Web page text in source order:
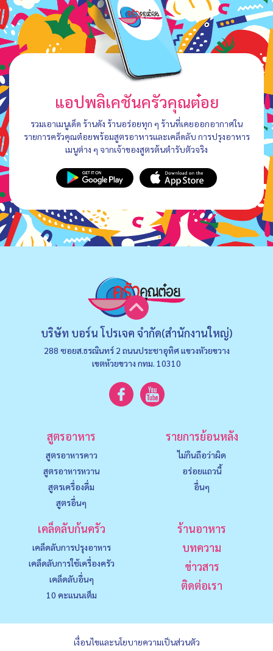
แอปพลิเคชันครัวคุณต๋อย
รวมเอาเมนูเด็ด ร้านดัง ร้านอร่อยทุก ๆ ร้านที่เคยออกอากาศใน
รายการครัวคุณต๋อยพร้อมสูตรอาหารและเคล็ดลับ การปรุงอาหาร
เมนูต่าง ๆ จากเจ้าของสูตรต้นตำรับตัวจริง
บริษัท บอร์น โปรเจค จำกัด(สำนักงานใหญ่)
288 ซอยส.ธรณินทร์ 2 ถนนประชาอุทิศ แขวงหัวยขวาง
เขตห้วยขวาง กทม. 10310
สูตรอาหาร
สูตรอาหารคาว
สูตรอาหารหวาน
สูตรเครื่องดื่ม
สูตรอื่นๆ
รายการย้อนหลัง
ไม่กินถือว่าผิด
อร่อยแถวนี้
อื่นๆ
เคล็ดลับก้นครัว
เคล็ดลับการปรุงอาหาร
เคล็ดลับการใช้เครื่องครัว
เคล็ดลับอื่นๆ
10 คะแนนเต็ม
ร้านอาหาร
บทความ
ข่าวสาร
ติดต่อเรา
เงื่อนไขและนโยบายความเป็นส่วนตัว